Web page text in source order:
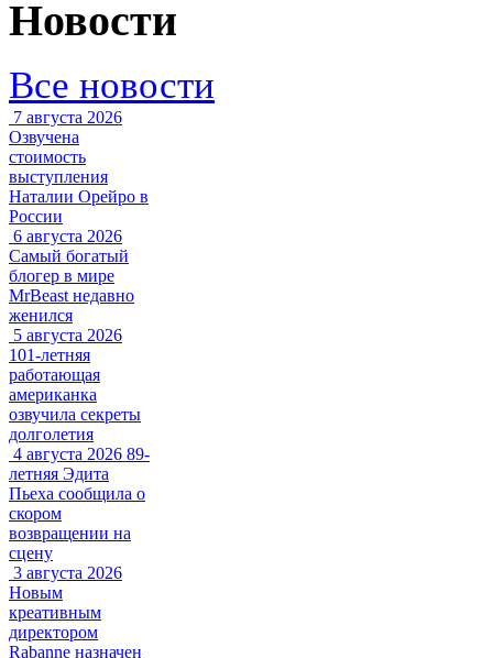
Новости
Все новости
7 августа 2026
Озвучена
стоимость
выступления
Наталии Орейро в
России
6 августа 2026
Самый богатый
блогер в мире
MrBeast недавно
женился
5 августа 2026
101-летняя
работающая
американка
озвучила секреты
долголетия
4 августа 2026 89-
летняя Эдита
Пьеха сообщила о
скором
возвращении на
сцену
3 августа 2026
Новым
креативным
директором
Rabanne назначен